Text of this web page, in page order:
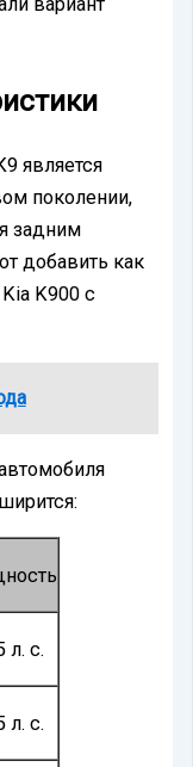
вариант
является
поколении,
задним
добавить как
K900 с
л. с.
л. с.